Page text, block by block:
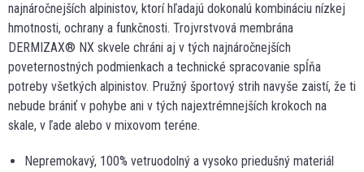
najnáročnejších alpinistov, ktorí hľadajú dokonalú kombináciu nízkej
hmotnosti, ochrany a funkčnosti. Trojvrstvová membrána
DERMIZAX® NX skvele chráni aj v tých najnáročnejších
poveternostných podmienkach a technické spracovanie spĺňa
potreby všetkých alpinistov. Pružný športový strih navyše zaistí, že ti
nebude brániť v pohybe ani v tých najextrémnejších krokoch na
skale, v ľade alebo v mixovom teréne.
Nepremokavý, 100% vetruodolný a vysoko priedušný materiál